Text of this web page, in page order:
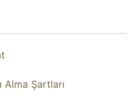
Alma Şartları